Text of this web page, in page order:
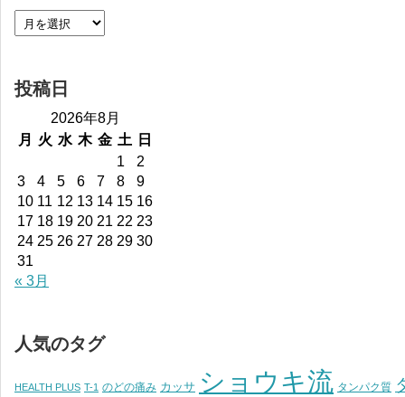
投稿日
2026年8月
月
火 水 木 金 土
日
1
2
3
4 5 6 7 8
9
10 11 12 13 14 15 16
17 18 19 20 21 22 23
24 25 26 27 28 29 30
31
« 3月
人気のタグ
HEALTH PLUS T-1 のどの痛み カッサ ショウキ流 タンパク質